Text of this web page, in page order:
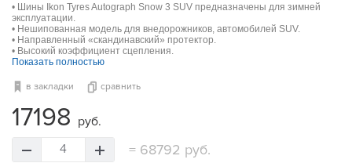
• Шины Ikon Tyres Autograph Snow 3 SUV предназначены для зимней
эксплуатации.
• Нешипованная модель для внедорожников, автомобилей SUV.
• Направленный «скандинавский» протектор.
• Высокий коэффициент сцепления.
Показать полностью
в закладки сравнить
17198 руб.
4 =68792 руб.